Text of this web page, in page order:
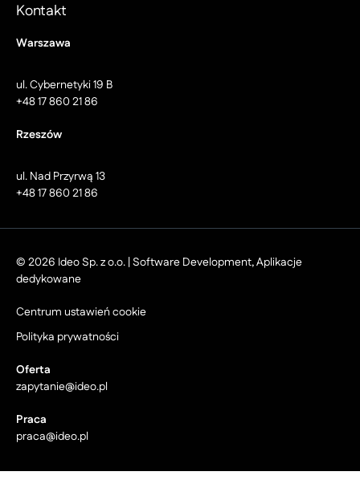
Kontakt
Warszawa
ul. Cybernetyki 19 B
+48 17 860 21 86
Rzeszów
ul. Nad Przyrwą 13
+48 17 860 21 86
© 2026 Ideo Sp. z o.o. | Software Development, Aplikacje
dedykowane
Centrum ustawień cookie
Polityka prywatności
Oferta
zapytanie@ideo.pl
Praca
praca@ideo.pl